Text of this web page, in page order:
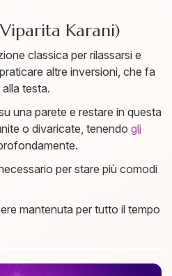
Karani)
classica per rilassarsi e
altre inversioni, che fa
testa.
una parete e restare in questa
o divaricate, tenendo gli
per stare più comodi
mantenuta per tutto il tempo